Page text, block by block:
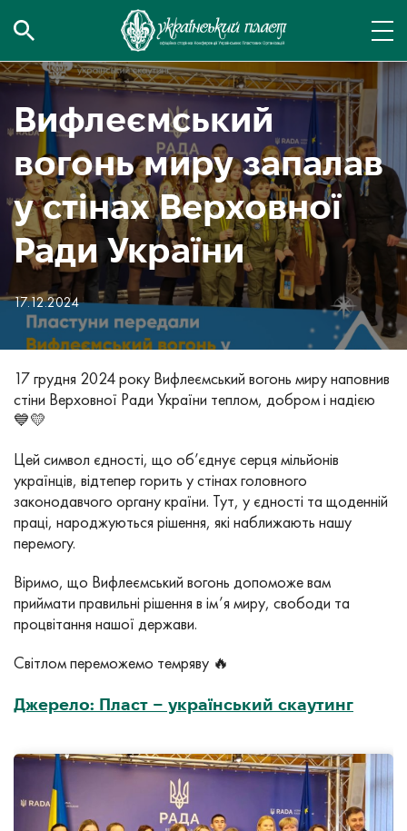
Вифлеємський
вогонь миру запалав
у стінах Верховної
Ради України
17.12.2024
17 грудня 2024 року Вифлеємський вогонь миру наповнив
стіни Верховної Ради України теплом, добром і надією
💙💛
Цей символ єдності, що об’єднує серця мільйонів
українців, відтепер горить у стінах головного
законодавчого органу країни. Тут, у єдності та щоденній
праці, народжуються рішення, які наближають нашу
перемогу.
Віримо, що Вифлеємський вогонь допоможе вам
приймати правильні рішення в ім’я миру, свободи та
процвітання нашої держави.
Світлом переможемо темряву 🔥
Джерело: Пласт – український скаутинг